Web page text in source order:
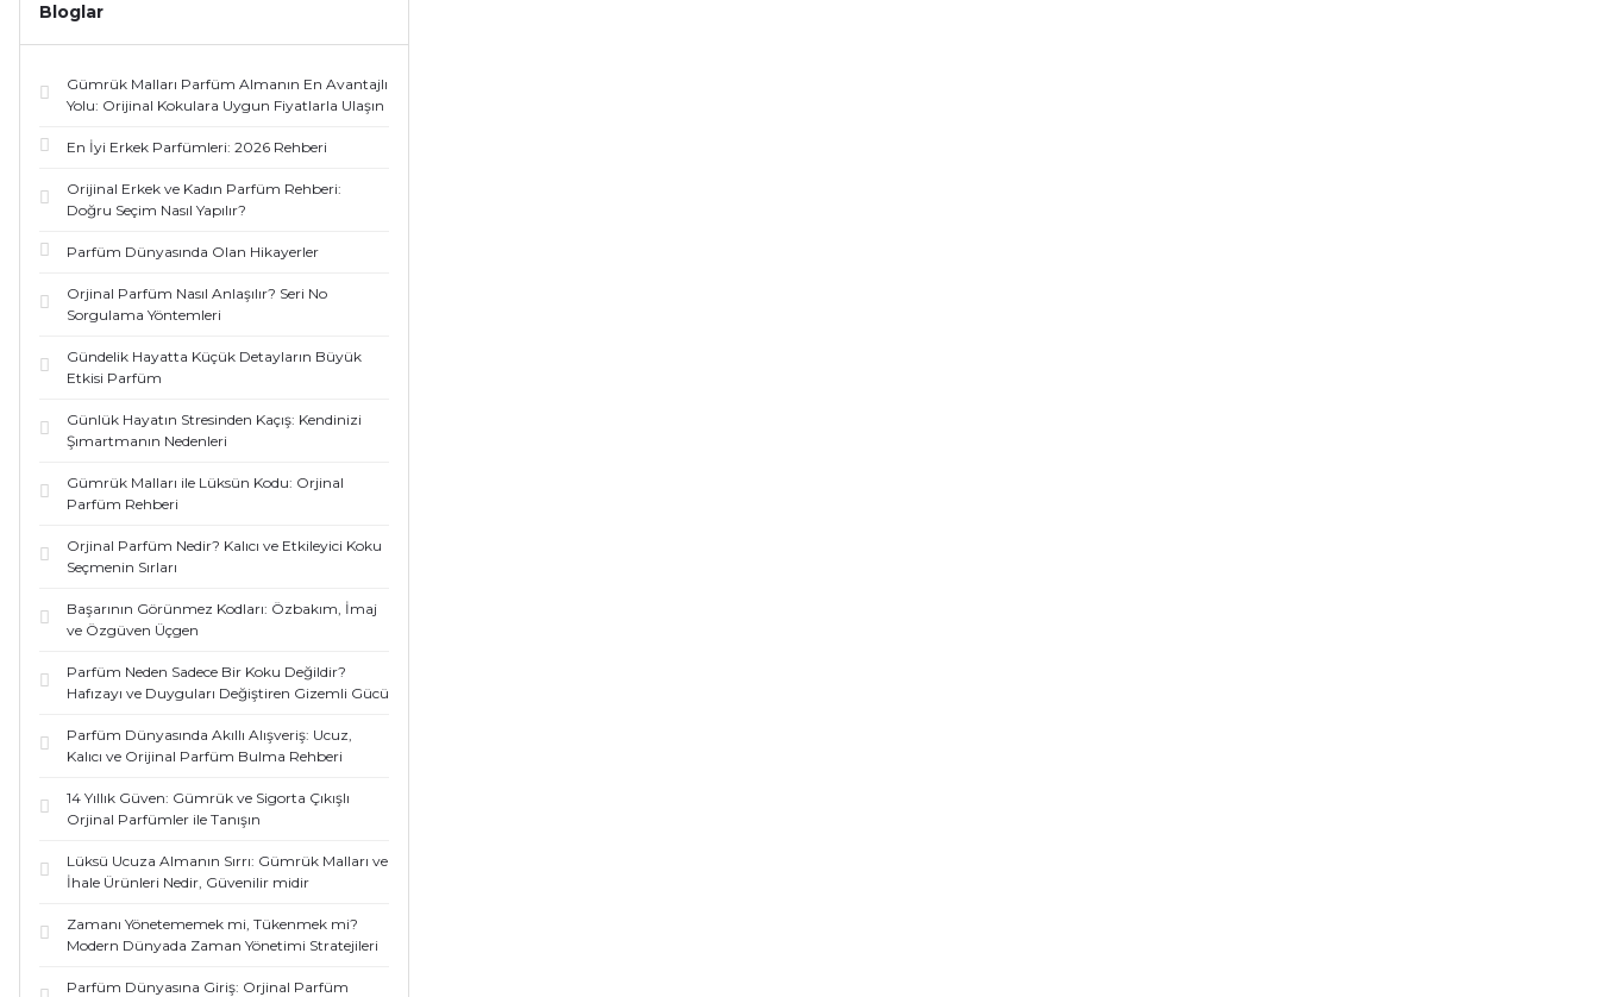
Bloglar
Gümrük Malları Parfüm Almanın En Avantajlı
Yolu: Orijinal Kokulara Uygun Fiyatlarla Ulaşın
En İyi Erkek Parfümleri: 2026 Rehberi
Orijinal Erkek ve Kadın Parfüm Rehberi:
Doğru Seçim Nasıl Yapılır?
Parfüm Dünyasında Olan Hikayerler
Orjinal Parfüm Nasıl Anlaşılır? Seri No
Sorgulama Yöntemleri
Gündelik Hayatta Küçük Detayların Büyük
Etkisi Parfüm
Günlük Hayatın Stresinden Kaçış: Kendinizi
Şımartmanın Nedenleri
Gümrük Malları ile Lüksün Kodu: Orjinal
Parfüm Rehberi
Orjinal Parfüm Nedir? Kalıcı ve Etkileyici Koku
Seçmenin Sırları
Başarının Görünmez Kodları: Özbakım, İmaj
ve Özgüven Üçgen
Parfüm Neden Sadece Bir Koku Değildir?
Hafızayı ve Duyguları Değiştiren Gizemli Gücü
Parfüm Dünyasında Akıllı Alışveriş: Ucuz,
Kalıcı ve Orijinal Parfüm Bulma Rehberi
14 Yıllık Güven: Gümrük ve Sigorta Çıkışlı
Orjinal Parfümler ile Tanışın
Lüksü Ucuza Almanın Sırrı: Gümrük Malları ve
İhale Ürünleri Nedir, Güvenilir midir
Zamanı Yönetememek mi, Tükenmek mi?
Modern Dünyada Zaman Yönetimi Stratejileri
Parfüm Dünyasına Giriş: Orjinal Parfüm